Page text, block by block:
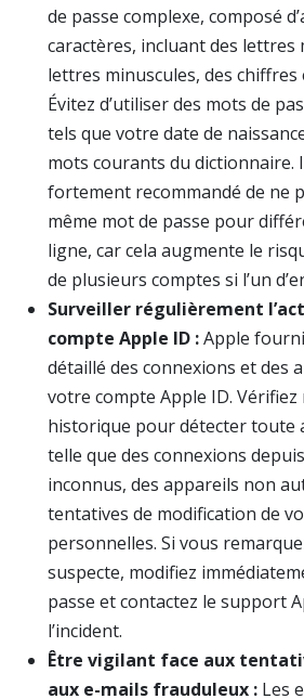
de passe complexe, composé
caractères, incluant des lettres
lettres minuscules, des chiffres
Évitez d’utiliser des mots de
tels que votre date de
mots courants du dictionnaire.
fortement recommandé de ne
même mot de passe pour
ligne, car cela augmente le
de plusieurs comptes si l’un
Surveiller régulièrement
compte Apple ID :Apple
détaillé des connexions et des
votre compte Apple ID.
historique pour détecter toute
telle que des connexions
inconnus, des appareils non
tentatives de modification de
personnelles. Si vous
suspecte, modifiez
passe et contactez le support
l’incident.
Être vigilant face aux
aux e-mails frauduleux : Les